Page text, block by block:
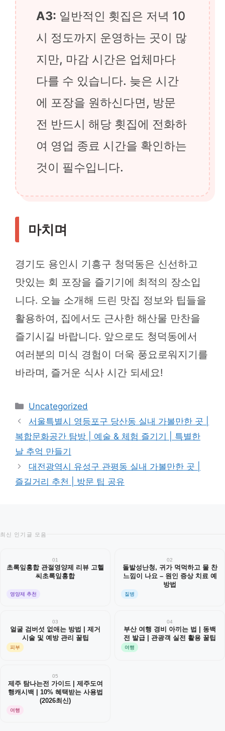
A3: 일반적인 횟집은 저녁 10
시 정도까지 운영하는 곳이 많
지만, 마감 시간은 업체마다
다를 수 있습니다. 늦은 시간
에 포장을 원하신다면, 방문
전 반드시 해당 횟집에 전화하
여 영업 종료 시간을 확인하는
것이 필수입니다.
마치며
경기도 용인시 기흥구 청덕동은 신선하고
맛있는 회 포장을 즐기기에 최적의 장소입
니다. 오늘 소개해 드린 맛집 정보와 팁들을
활용하여, 집에서도 근사한 해산물 만찬을
즐기시길 바랍니다. 앞으로도 청덕동에서
여러분의 미식 경험이 더욱 풍요로워지기를
바라며, 즐거운 식사 시간 되세요!
카
테
고
리
Uncategorized
서울특별시 영등포구 당산동 실내 가볼만한 곳 |
복합문화공간 탐방 | 예술 & 체험 즐기기 | 특별한
날 추억 만들기
대전광역시 유성구 관평동 실내 가볼만한 곳 |
즐길거리 추천 | 방문 팁 공유
최신 인기글 모음
01
초록잎홍합 관절영양제 리뷰 고헬
씨초록잎홍합
영양제 추천
02
돌발성난청, 귀가 먹먹하고 물 찬
느낌이 나요 – 원인 증상 치료 예
방법
질병
03
얼굴 검버섯 없애는 방법 | 제거
시술 및 예방 관리 꿀팁
피부
04
부산 여행 경비 아끼는 법 | 동백
전 발급 | 관광객 실전 활용 꿀팁
여행
05
제주 탐나는전 가이드 | 제주도여
행캐시백 | 10% 혜택받는 사용법
(2026최신)
여행